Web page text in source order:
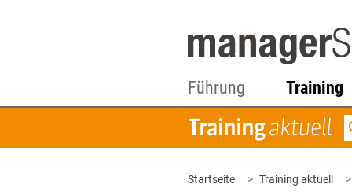
Führung Training
Startseite Training aktuell